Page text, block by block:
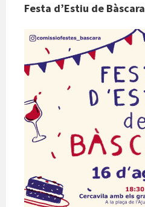
Festa d’Estiu de Bàscara